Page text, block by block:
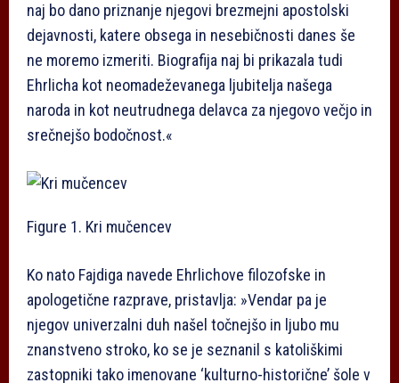
naj bo dano priznanje njegovi brezmejni apostolski
dejavnosti, katere obsega in nesebičnosti danes še
ne moremo izmeriti. Biografija naj bi prikazala tudi
Ehrlicha kot neomadeževanega ljubitelja našega
naroda in kot neutrudnega delavca za njegovo večjo in
srečnejšo bodočnost.«
Figure 1. Kri mučencev
Ko nato Fajdiga navede Ehrlichove filozofske in
apologetične razprave, pristavlja: »Vendar pa je
njegov univerzalni duh našel točnejšo in ljubo mu
znanstveno stroko, ko se je seznanil s katoliškimi
zastopniki tako imenovane ‘kulturno-historične’ šole v